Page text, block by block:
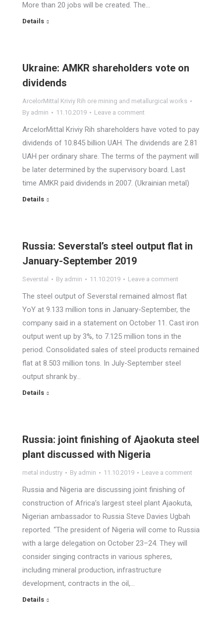
More than 20 jobs will be created. The…
Details
Ukraine: AMKR shareholders vote on
dividends
ArcelorMittal Kriviy Rih ore mining and metallurgical works
By admin 11.10.2019 Leave a comment
ArcelorMittal Kriviy Rih shareholders have voted to pay
dividends of 10.845 billion UAH. The dividends are 2.81
UAH per ordinary share. The terms of the payment will
be later determined by the supervisory board. Last
time AMKR paid dividends in 2007. (Ukrainian metal)
Details
Russia: Severstal’s steel output flat in
January-September 2019
Severstal By admin 11.10.2019 Leave a comment
The steel output of Severstal remained almost flat
YoY at 9.133 million tons in January-September, the
company said in a statement on October 11. Cast iron
output went up by 3%, to 7.125 million tons in the
period. Consolidated sales of steel products remained
flat at 8.503 million tons. In July-September steel
output shrank by…
Details
Russia: joint finishing of Ajaokuta steel
plant discussed with Nigeria
metal industry By admin 11.10.2019 Leave a comment
Russia and Nigeria are discussing joint finishing of
construction of Africa’s largest steel plant Ajaokuta,
Nigerian ambassador to Russia Steve Davies Ugbah
reported. “The president of Nigeria will come to Russia
with a large delegation on October 23–24. They will
consider singing contracts in various spheres,
including mineral production, infrastructure
development, contracts in the oil,…
Details